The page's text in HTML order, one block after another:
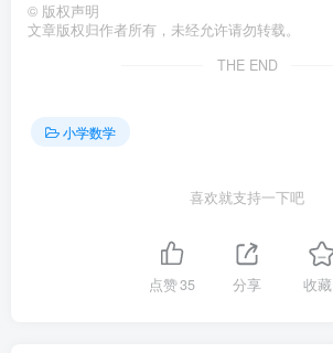
© 版权声明
文章版权归作者所有，未经允许请勿转载。
THE END
小学数学
喜欢就支持一下吧
点赞35 分享 收藏